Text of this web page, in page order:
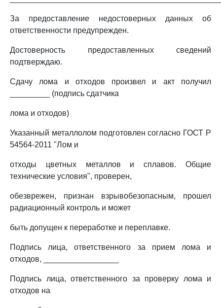
За предоставление недостоверных данных об
ответственности предупрежден.
Достоверность предоставленных сведений
подтверждаю.
Сдачу лома и отходов произвел и акт получил
_________ (подпись сдатчика
лома и отходов)
Указанный металлолом подготовлен согласно ГОСТ Р
54564-2011 "Лом и
отходы цветных металлов и сплавов. Общие
технические условия", проверен,
обезврежен, признан взрывобезопасным, прошел
радиационный контроль и может
быть допущен к переработке и переплавке.
Подпись лица, ответственного за прием лома и
отходов, _________________
Подпись лица, ответственного за проверку лома и
отходов на